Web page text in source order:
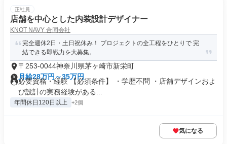
正社員
店舗を中心とした内装設計デザイナー
KNOT NAVY 合同会社
完全週休2日・土日祝休み！ プロジェクトの全工程をひとりで 完
結できる即戦力を大募集。
〒253-0044神奈川県茅ヶ崎市新栄町
月給28万円～35万円
必要資格・経験 【必須条件】 ・学歴不問 ・店舗デザインおよ
び設計の実務経験がある...
年間休日120日以上 +2個
気になる